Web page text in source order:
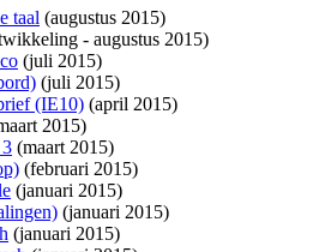
taal (augustus 2015)
- augustus 2015)
(juli 2015)
(juli 2015)
(IE10) (april 2015)
2015)
(maart 2015)
(februari 2015)
(januari 2015)
(januari 2015)
(januari 2015)